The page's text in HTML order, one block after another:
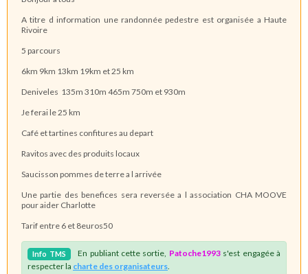
A titre d information une randonnée pedestre est organisée a Haute
Rivoire
5 parcours
6km 9km 13km 19km et 25 km
Deniveles 135m 310m 465m 750m et 930m
Je ferai le 25 km
Café et tartines confitures au depart
Ravitos avec des produits locaux
Saucisson pommes de terre a l arrivée
Une partie des benefices sera reversée a l association CHA MOOVE
pour aider Charlotte
Tarif entre 6 et 8euros50
Info TMS En publiant cette sortie, Patoche1993s'est engagée à
respecter la charte des organisateurs